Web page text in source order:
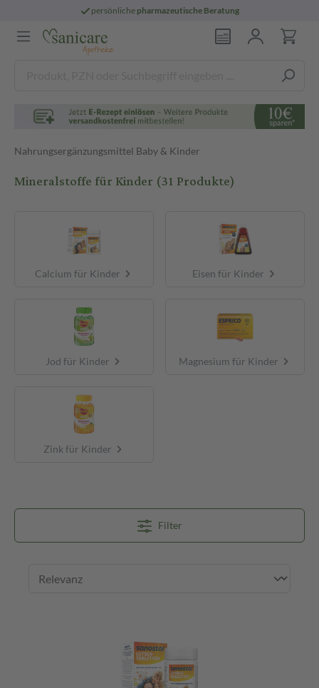
persönliche pharmazeutische Beratung
Nahrungsergänzungsmittel Baby & Kinder
Mineralstoffe für Kinder (31 Produkte)
Calcium für Kinder Eisen für Kinder
Jod für Kinder Magnesium für Kinder
Zink für Kinder
Filter